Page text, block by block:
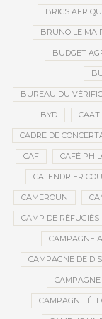
BRICS
BRUNO LE
BUDGET
BUREAU DU
BYD CAAT
CADRE DE
CAF CAFÉ
CALENDRIER
CAMEROUN
CAMP DE RÉFUGIÉS
CAMPAGNE
CAMPAGNE DE
CAMPAGNE
CAMPAGNE